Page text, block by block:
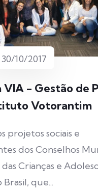
30/10/2017
VIA - Gestão de
Votorantim
projetos sociais e
dos Conselhos
Crianças e
que...